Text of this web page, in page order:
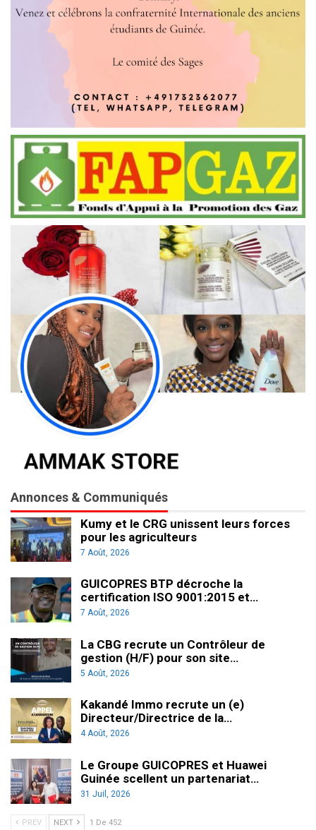
Annonces & Communiqués
Kumy et le CRG unissent leurs forces
pour les agriculteurs
7 Août, 2026
GUICOPRES BTP décroche la
certification ISO 9001:2015 et…
7 Août, 2026
La CBG recrute un Contrôleur de
gestion (H/F) pour son site…
5 Août, 2026
Kakandé Immo recrute un (e)
Directeur/Directrice de la…
4 Août, 2026
Le Groupe GUICOPRES et Huawei
Guinée scellent un partenariat…
31 Juil, 2026
PREV NEXT 1 De 452